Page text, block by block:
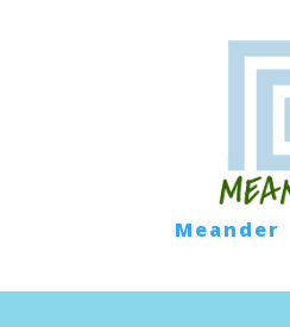
Meander